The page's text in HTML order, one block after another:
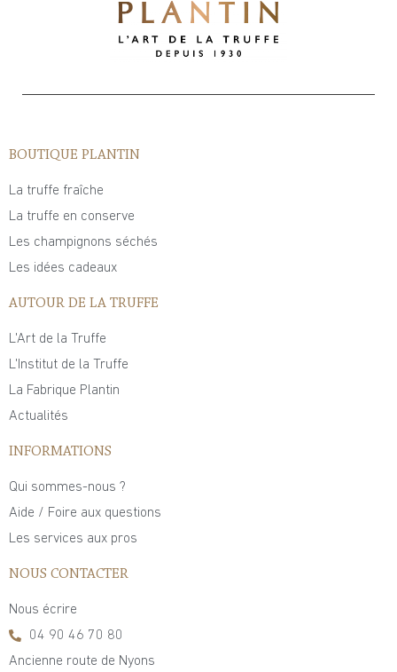
BOUTIQUE PLANTIN
La truffe fraîche
La truffe en conserve
Les champignons séchés
Les idées cadeaux
AUTOUR DE LA TRUFFE
L'Art de la Truffe
L'Institut de la Truffe
La Fabrique Plantin
Actualités
INFORMATIONS
Qui sommes-nous ?
Aide / Foire aux questions
Les services aux pros
NOUS CONTACTER
Nous écrire
04 90 46 70 80
Ancienne route de Nyons